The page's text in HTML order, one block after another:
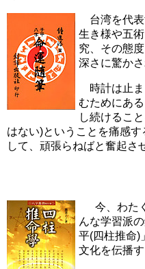
台湾を代表
生き様や五
究、その態
深さに驚か
時計は止ま
むためにあ
し続けるこ
はない)ということを痛感
して、頑張らねばと奮起さ
今、わた
んな学習派
平(四柱推命)
文化を伝播す